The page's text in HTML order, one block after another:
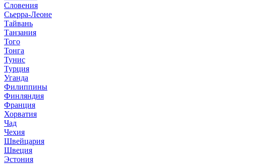
Словения
Сьерра-Леоне
Тайвань
Танзания
Того
Тонга
Тунис
Турция
Уганда
Филиппины
Финляндия
Франция
Хорватия
Чад
Чехия
Швейцария
Швеция
Эстония